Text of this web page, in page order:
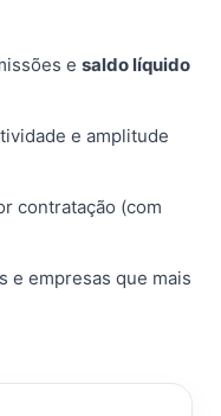
e saldo líquido
e amplitude
contratação (com
e empresas que mais